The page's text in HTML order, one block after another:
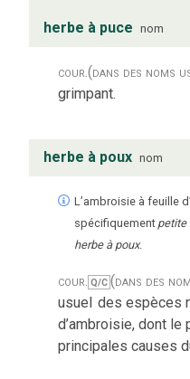
herbe à puce nom
cour.(dans des noms
grimpant.
herbe à poux nom
L’ambroisie à feuille
spécifiquement petite
herbe à poux.
cour. Q/C (dans des
usuel des espèces
d’ambroisie, dont le
principales causes